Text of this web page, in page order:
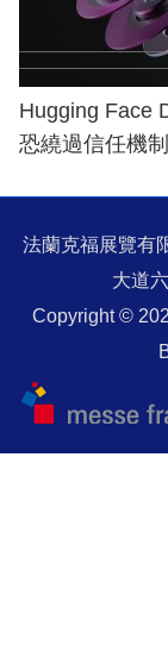
Hugging Face
恐繞過信任機
法蘭克福展覽有
大道
Copyright ©